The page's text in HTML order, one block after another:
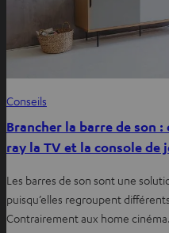
Conseils
Brancher la barre de son
ray la TV et la console de
Les barres de son sont une
puisqu’elles regroupent
Contrairement aux home